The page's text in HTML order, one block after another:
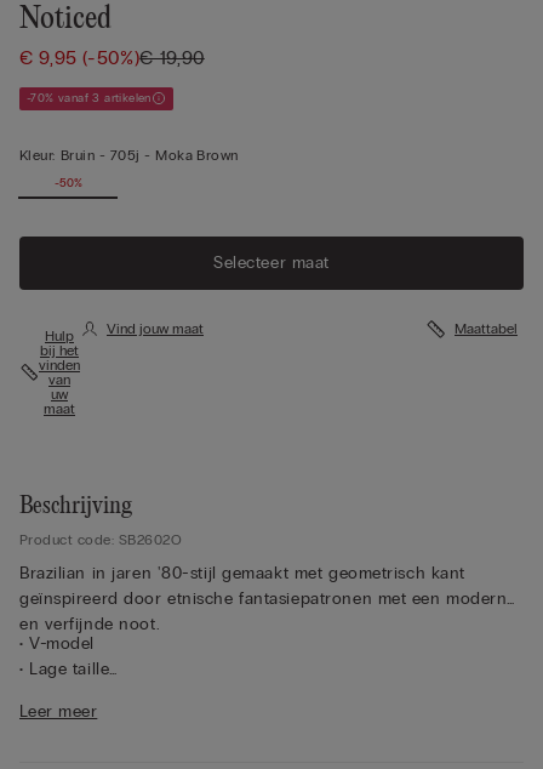
Noticed
€ 9,95(-50%)€ 19,90
-70% vanaf 3 artikelen
Kleur: Bruin - 705j - Moka Brown
-50%
Selecteer maat
Hulp
bij het
vinden
van
uw
maat
Vind jouw maat Maattabel
Beschrijving
Product code: SB2602O
Brazilian in jaren '80-stijl gemaakt met geometrisch kant
geïnspireerd door etnische fantasiepatronen met een moderne
en verfijnde noot.
• V-model
• Lage taille
• Slim fit
Leer meer